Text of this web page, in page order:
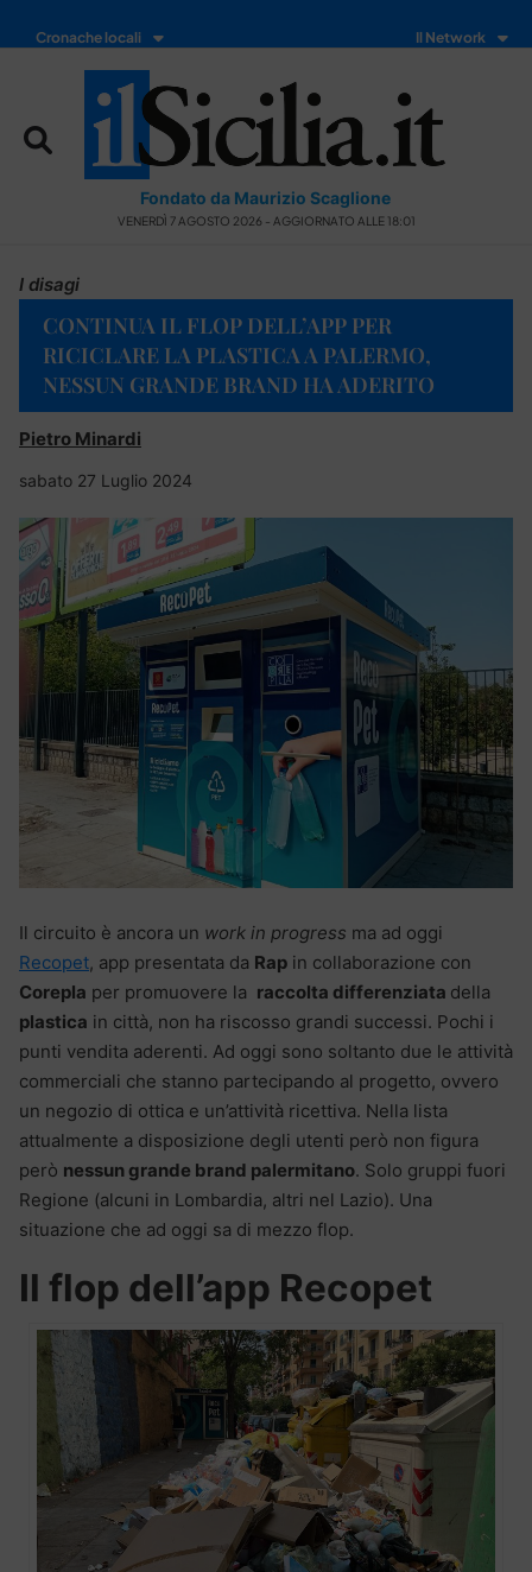
Cronache locali Il Network
Fondato da Maurizio Scaglione
VENERDÌ 7 AGOSTO 2026 - AGGIORNATO ALLE 18:01
I disagi
CONTINUA IL FLOP DELL’APP PER
RICICLARE LA PLASTICA A PALERMO,
NESSUN GRANDE BRAND HA ADERITO
Pietro Minardi
sabato 27 Luglio 2024
Il circuito è ancora un work in progress ma ad oggi
Recopet, app presentata da Rap in collaborazione con
Corepla per promuovere la raccolta differenziata della
plastica in città, non ha riscosso grandi successi. Pochi i
punti vendita aderenti. Ad oggi sono soltanto due le attività
commerciali che stanno partecipando al progetto, ovvero
un negozio di ottica e un’attività ricettiva. Nella lista
attualmente a disposizione degli utenti però non figura
però nessun grande brand palermitano. Solo gruppi fuori
Regione (alcuni in Lombardia, altri nel Lazio). Una
situazione che ad oggi sa di mezzo flop.
Il flop dell’app Recopet